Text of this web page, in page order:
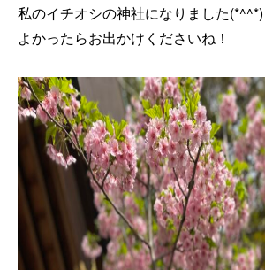
私のイチオシの神社になりました(*^^*)
よかったらお出かけくださいね！